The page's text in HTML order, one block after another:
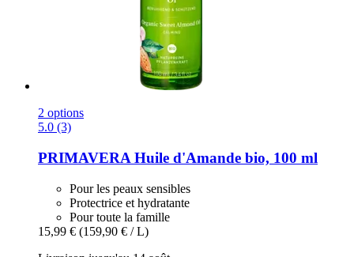
2 options
5.0 (3)
PRIMAVERA Huile d'Amande bio, 100 ml
Pour les peaux sensibles
Protectrice et hydratante
Pour toute la famille
15,99 € (159,90 € / L)